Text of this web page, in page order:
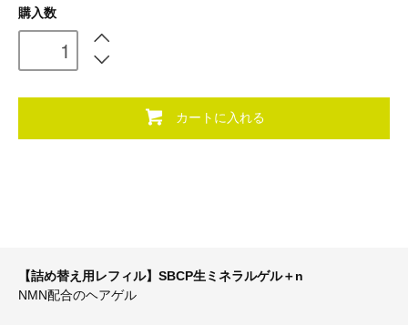
購入数
カートに入れる
【詰め替え用レフィル】SBCP生ミネラルゲル＋n
NMN配合のヘアゲル